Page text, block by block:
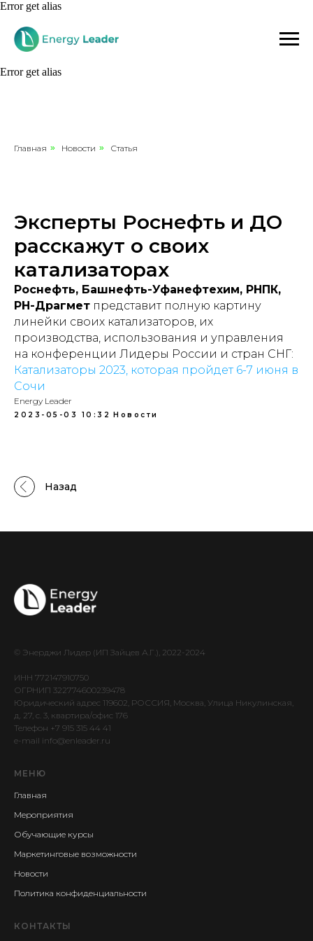
Error get alias
Error get alias
Главная » Новости » Статья
Эксперты Роснефть и ДО
расскажут о своих
катализаторах
Роснефть, Башнефть-Уфанефтехим, РНПК,
РН-Драгмет представит полную картину
линейки своих катализаторов, их
производства, использования и управления
на конференции Лидеры России и стран СНГ:
Катализаторы 2023, которая пройдет 6-7 июня в
Сочи
Energy Leader
2023-05-03 10:32 Новости
Назад
© Энерджи Лидер (ИП Зайцев А.Г.), 2022-2024
ИНН 772147910750
ОГРНИП 322774600239478
Юридический адрес 119602, РОССИЯ, Москва, Улица Никулинская,
д. 27, c. 3, квартира/офис 176
Телефон +7 915 315 44 41
e-mail info@enleader.ru
МЕНЮ
Главная
Мероприятия
Обучающие курсы
Маркетинговые возможности
Новости
Политика конфиденциальности
КОНТАКТЫ